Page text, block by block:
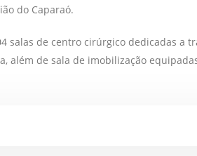
do Caparaó.
salas de centro cirúrgico dedicadas a
além de sala de imobilização